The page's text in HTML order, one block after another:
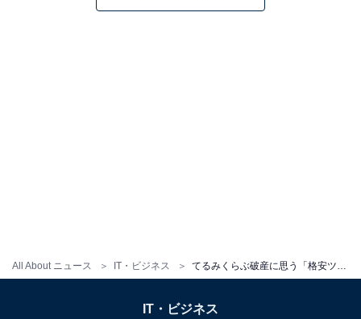
All About ニュース IT・ビジネス
いのです。むしろ、ケースによっては、売り値が買い値
IT・ビジネス